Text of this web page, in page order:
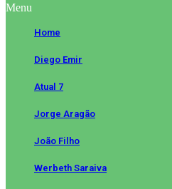
Menu
Home
Diego Emir
Atual 7
Jorge Aragão
João Filho
Werbeth Saraiva